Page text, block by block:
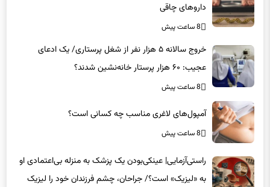
داروهای چاقی
8 ساعت پیش
خروج سالانه ۵ هزار نفر از شغل پرستاری/ یک ادعای
عجیب: ۶۰ هزار پرستار خانه‌نشین شدند؟
8 ساعت پیش
آمپول‌های لاغری مناسب چه کسانی است؟
8 ساعت پیش
راستی‌آزمایی| عینکی‌بودن یک پزشک به منزله بی‌اعتمادی او
به «لیزیک» است؟/ جراحان، چشم فرزندان خود را لیزیک